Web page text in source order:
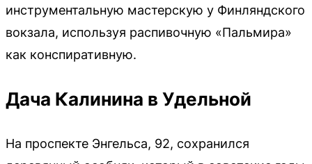
инструментальную мастерскую у Финляндского
вокзала, используя распивочную «Пальмира»
как конспиративную.
Дача Калинина в Удельной
На проспекте Энгельса, 92, сохранился